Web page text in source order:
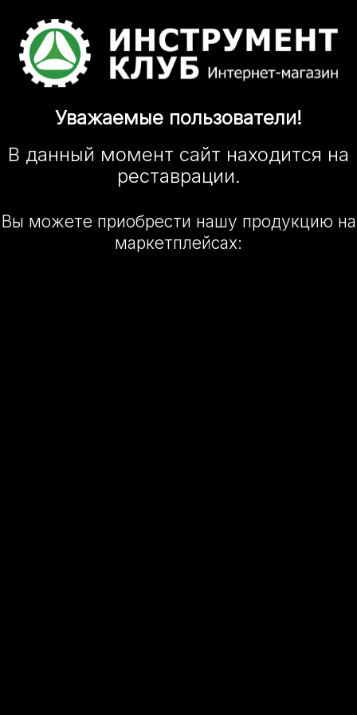
Уважаемые пользователи!
В данный момент сайт находится на
реставрации.
Вы можете приобрести нашу продукцию на
маркетплейсах: